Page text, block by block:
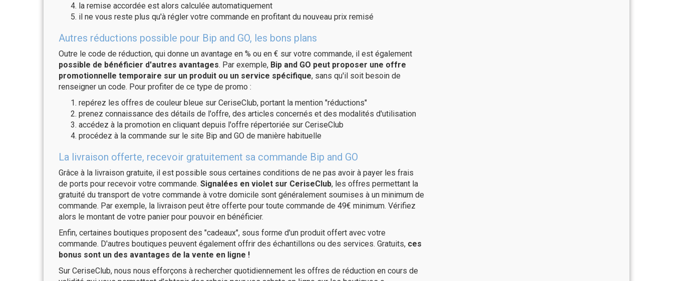
la remise accordée est alors calculée automatiquement
il ne vous reste plus qu'à régler votre commande en profitant du nouveau prix remisé
Autres réductions possible pour Bip and GO, les bons plans
Outre le code de réduction, qui donne un avantage en % ou en € sur votre commande, il est également
possible de bénéficier d'autres avantages. Par exemple, Bip and GO peut proposer une offre
promotionnelle temporaire sur un produit ou un service spécifique, sans qu'il soit besoin de
renseigner un code. Pour profiter de ce type de promo :
repérez les offres de couleur bleue sur CeriseClub, portant la mention "réductions"
prenez connaissance des détails de l'offre, des articles concernés et des modalités d'utilisation
accédez à la promotion en cliquant depuis l'offre répertoriée sur CeriseClub
procédez à la commande sur le site Bip and GO de manière habituelle
La livraison offerte, recevoir gratuitement sa commande Bip and GO
Grâce à la livraison gratuite, il est possible sous certaines conditions de ne pas avoir à payer les frais
de ports pour recevoir votre commande. Signalées en violet sur CeriseClub, les offres permettant la
gratuité du transport de votre commande à votre domicile sont généralement soumises à un minimum de
commande. Par exemple, la livraison peut être offerte pour toute commande de 49€ minimum. Vérifiez
alors le montant de votre panier pour pouvoir en bénéficier.
Enfin, certaines boutiques proposent des "cadeaux", sous forme d'un produit offert avec votre
commande. D'autres boutiques peuvent également offrir des échantillons ou des services. Gratuits, ces
bonus sont un des avantages de la vente en ligne !
Sur CeriseClub, nous nous efforçons à rechercher quotidiennement les offres de réduction en cours de